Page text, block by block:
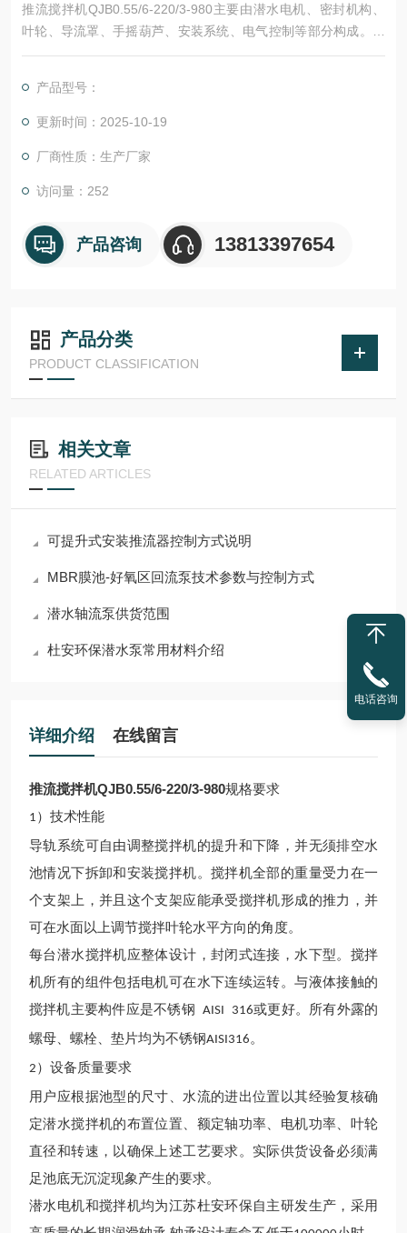
推流搅拌机QJB0.55/6-220/3-980主要由潜水电机、密封机构、
叶轮、导流罩、手摇葫芦、安装系统、电气控制等部分构成。搅
拌叶轮在电机驱动下旋转搅拌液体，使之产生旋向射流，并利用
擦产生搅拌作用，在极度混合的同时，形成体积流，应用大体积
流动模式得到受控流体的输送。
产品型号：
更新时间：2025-10-19
厂商性质：生产厂家
访问量：252
产品咨询 13813397654
产品分类
PRODUCT CLASSIFICATION
相关文章
RELATED ARTICLES
可提升式安装推流器控制方式说明
MBR膜池-好氧区回流泵技术参数与控制方式
潜水轴流泵供货范围
杜安环保潜水泵常用材料介绍
详细介绍 在线留言
推流搅拌机QJB0.55/6-220/3-980规格要求
1 ） 技术性能
导轨系统可自由调整搅拌机的提升和下降，并无须排空水
池情况下拆卸和安装搅拌机。搅拌机全部的重量受力在一
个支架上，并且这个支架应能承受搅拌机形成的推力，并
可在水面以上调节搅拌叶轮水平方向的角度。
每台潜水搅拌机应整体设计，封闭式连接，水下型。搅拌
机所有的组件包括电机可在水下连续运转。与液体接触的
搅拌机主要构件应是不锈钢 AISI 316或更好。所有外露的
螺母、螺栓、垫片均为不锈钢AISI316 。
2 ） 设备质量要求
用户应根据池型的尺寸、水流的进出位置以其经验复核确
定潜水搅拌机的布置位置、额定轴功率、电机功率、叶轮
直径和转速，以确保上述工艺要求。实际供货设备必须满
足池底无沉淀现象产生的要求。
潜水电机和搅拌机均为江苏杜安环保自主研发生产，采用
电话咨询